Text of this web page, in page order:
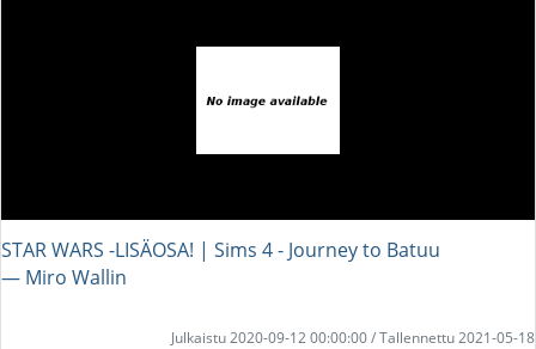
STAR WARS -LISÄOSA! | Sims 4 - Journey to Batuu
― Miro Wallin
Julkaistu 2020-09-12 00:00:00 / Tallennettu 2021-05-18